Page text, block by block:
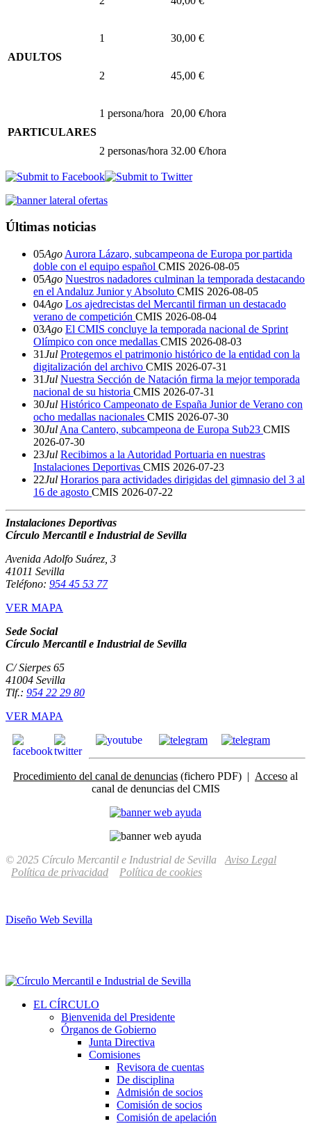
ADULTOS
1 30,00 €
2 45,00 €
PARTICULARES
1 persona/hora 20,00 €/hora
2 personas/hora 32.00 €/hora
Últimas noticias
05Ago Aurora Lázaro, subcampeona de Europa por partida
doble con el equipo español CMIS 2026-08-05
05Ago Nuestros nadadores culminan la temporada destacando
en el Andaluz Junior y Absoluto CMIS 2026-08-05
04Ago Los ajedrecistas del Mercantil firman un destacado
verano de competición CMIS 2026-08-04
03Ago El CMIS concluye la temporada nacional de Sprint
Olímpico con once medallas CMIS 2026-08-03
31Jul Protegemos el patrimonio histórico de la entidad con la
digitalización del archivo CMIS 2026-07-31
31Jul Nuestra Sección de Natación firma la mejor temporada
nacional de su historia CMIS 2026-07-31
30Jul Histórico Campeonato de España Junior de Verano con
ocho medallas nacionales CMIS 2026-07-30
30Jul Ana Cantero, subcampeona de Europa Sub23 CMIS
2026-07-30
23Jul Recibimos a la Autoridad Portuaria en nuestras
Instalaciones Deportivas CMIS 2026-07-23
22Jul Horarios para actividades dirigidas del gimnasio del 3 al
16 de agosto CMIS 2026-07-22
Instalaciones Deportivas
Círculo Mercantil e Industrial de Sevilla
Avenida Adolfo Suárez, 3
41011 Sevilla
Teléfono: 954 45 53 77
VER MAPA
Sede Social
Círculo Mercantil e Industrial de Sevilla
C/ Sierpes 65
41004 Sevilla
Tlf.: 954 22 29 80
VER MAPA
Procedimiento del canal de denuncias (fichero PDF) | Acceso al
canal de denuncias del CMIS
© 2025 Círculo Mercantil e Industrial de Sevilla Aviso Legal
Política de privacidad
Política de cookies
Diseño Web Sevilla
EL CÍRCULO
Bienvenida del Presidente
Órganos de Gobierno
Junta Directiva
Comisiones
Revisora de cuentas
De disciplina
Admisión de socios
Comisión de socios
Comisión de apelación